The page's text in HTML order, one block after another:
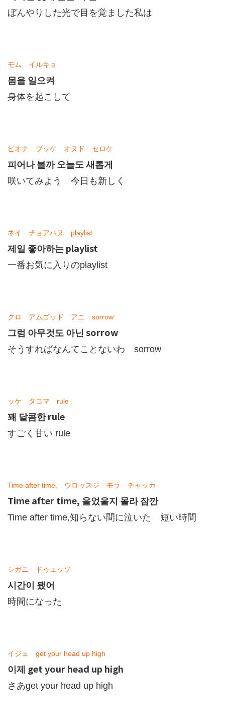
ぼんやりした光で目を覚ました私は
モム イルキョ
몸을 일으켜
身体を起こして
ピオナ ブッケ オヌド セロケ
피어나 볼까 오늘도 새롭게
咲いてみよう 今日も新しく
ネイ チョアハヌ playlist
제일 좋아하는 playlist
一番お気に入りのplaylist
クロ アムゴッド アニ sorrow
그럼 아무것도 아닌 sorrow
そうすればなんてことないわ sorrow
ッケ タコマ rule
꽤 달콤한 rule
すごく甘い rule
Time after time, ウロッスジ モラ チャッカ
Time after time, 울었을지 몰라 잠깐
Time after time,知らない間に泣いた 短い時間
シガニ ドゥェッソ
시간이 됐어
時間になった
イジェ get your head up high
이제 get your head up high
さあget your head up high